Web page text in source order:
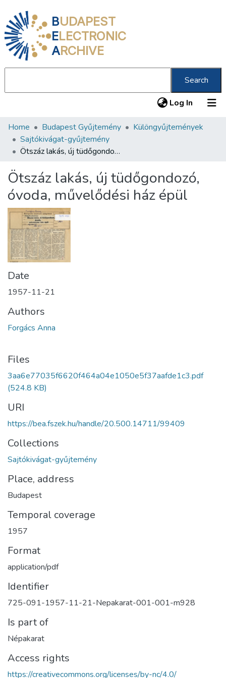
BUDAPEST
ELECTRONIC
ARCHIVE
Search
Log In (current)
Communities & Collections
All of DSpace
Statistics
About us
Home Budapest Gyűjtemény
Különgyűjtemények
Sajtókivágat-gyűjtemény
Ötszáz lakás, új tüdőgondozó, óvoda, művelődési ház épül
Ötszáz lakás, új tüdőgondozó,
óvoda, művelődési ház épül
Date
1957-11-21
Authors
Forgács Anna
Files
3aa6e77035f6620f464a04e1050e5f37aafde1c3.pdf
(524.8 KB)
URI
https://bea.fszek.hu/handle/20.500.14711/99409
Collections
Sajtókivágat-gyűjtemény
Place, address
Budapest
Temporal coverage
1957
Format
application/pdf
Identifier
725-091-1957-11-21-Nepakarat-001-001-m928
Is part of
Népakarat
Access rights
https://creativecommons.org/licenses/by-nc/4.0/